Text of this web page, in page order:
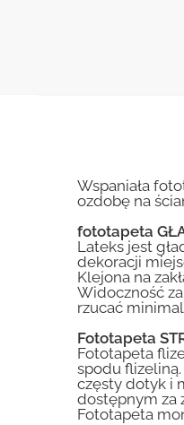
Wspaniała
ozdobę na
fototapeta
Lateks jest
dekoracji
Klejona na
Widoczność
rzucać
Fototapeta
Fototapeta
spodu
częsty dotyk i
dostępnym za
Fototapeta